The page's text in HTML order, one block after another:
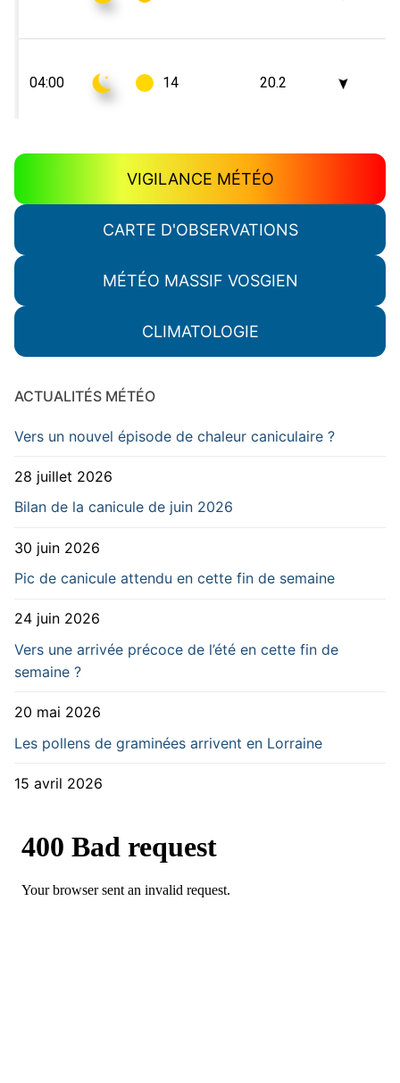
VIGILANCE MÉTÉO
CARTE D'OBSERVATIONS
MÉTÉO MASSIF VOSGIEN
CLIMATOLOGIE
ACTUALITÉS MÉTÉO
Vers un nouvel épisode de chaleur caniculaire ?
28 juillet 2026
Bilan de la canicule de juin 2026
30 juin 2026
Pic de canicule attendu en cette fin de semaine
24 juin 2026
Vers une arrivée précoce de l’été en cette fin de
semaine ?
20 mai 2026
Les pollens de graminées arrivent en Lorraine
15 avril 2026